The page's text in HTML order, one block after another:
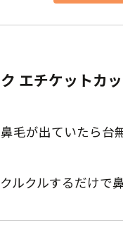
エチケットカ
毛が出ていたら
ルクルするだけで